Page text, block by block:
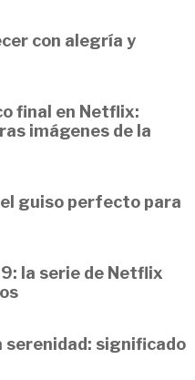
con alegría y
final en Netflix:
imágenes de la
guiso perfecto para
la serie de Netflix
serenidad: significado